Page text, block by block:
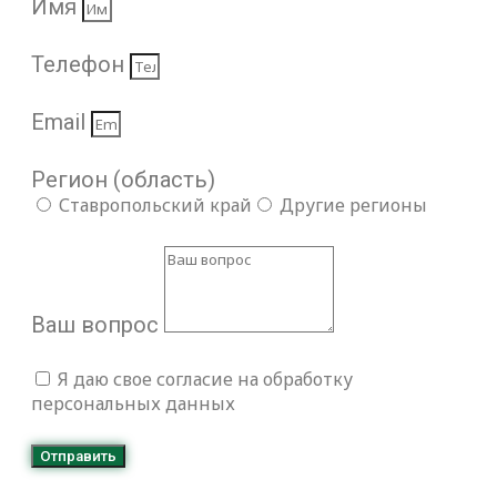
Имя
Телефон
Email
Регион (область)
Ставропольский край Другие регионы
Ваш вопрос
Я даю свое согласие на обработку
персональных данных
Отправить